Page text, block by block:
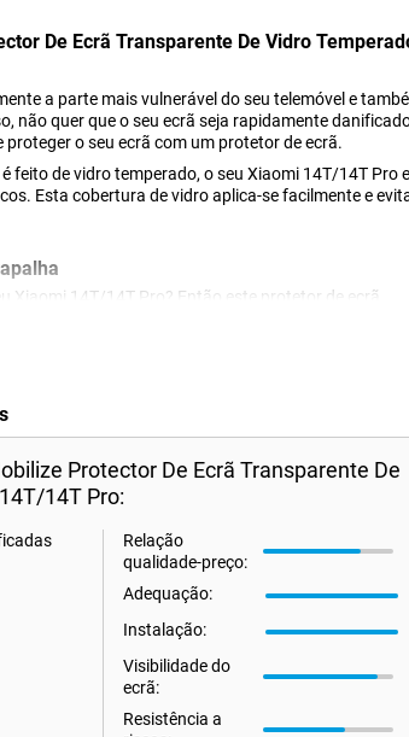
De Ecrã Transparente De Vidro
a parte mais vulnerável do seu telemóvel e
não quer que o seu ecrã seja rapidamente
o seu ecrã com um protetor de ecrã.
feito de vidro temperado, o seu Xiaomi 14T/14T Pro
Esta cobertura de vidro aplica-se facilmente e
Xiaomi 14T/14T Pro? Então este protetor de ecrã
protetora não atrapalha e oferece proteção
que risque o ecrã.
Protector De Ecrã Transparente De
14T Pro:
Relação
qualidade-preço:
Adequação:
Instalação:
Visibilidade do
ecrã:
Resistência a